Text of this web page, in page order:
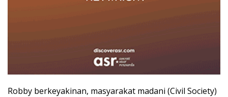
Robby berkeyakinan, masyarakat madani (Civil Society)